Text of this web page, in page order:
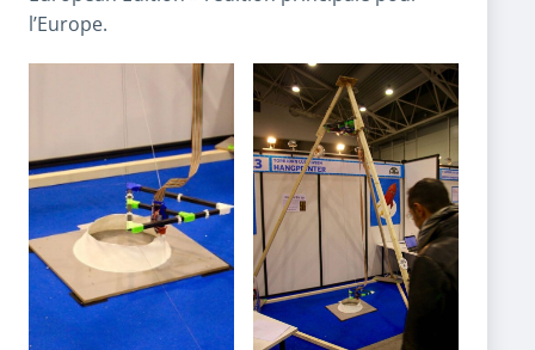
l’Europe.